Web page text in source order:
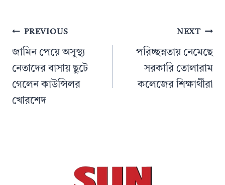
PostPREVIOUS
জামিন পেয়ে অসুস্থ্য
নেতাদের বাসায় ছুটে
গেলেন কাউন্সিলর
খোরশেদ
NEXT
পরিচ্ছন্নতায় নেমেছে
সরকারি তোলারাম
কলেজের শিক্ষার্থীরা